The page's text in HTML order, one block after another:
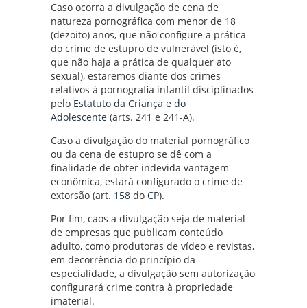
Caso ocorra a divulgação de cena de
natureza pornográfica com menor de 18
(dezoito) anos, que não configure a prática
do crime de estupro de vulnerável (isto é,
que não haja a prática de qualquer ato
sexual), estaremos diante dos crimes
relativos à pornografia infantil disciplinados
pelo Estatuto da Criança e do
Adolescente (arts. 241 e 241-A).
Caso a divulgação do material pornográfico
ou da cena de estupro se dê com a
finalidade de obter indevida vantagem
econômica, estará configurado o crime de
extorsão (art. 158 do CP).
Por fim, caos a divulgação seja de material
de empresas que publicam conteúdo
adulto, como produtoras de vídeo e revistas,
em decorrência do princípio da
especialidade, a divulgação sem autorização
configurará crime contra à propriedade
imaterial.